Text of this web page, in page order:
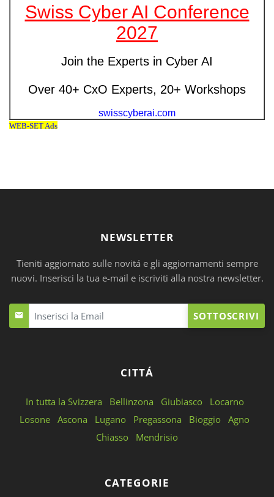
NEWSLETTER
Tieniti aggiornato sulle novitá e gli aggiornamenti sempre
nuovi. Inserisci la tua e-mail e iscriviti alla nostra newsletter.
SOTTOSCRIVI
CITTÁ
In tutta la Svizzera Bellinzona Giubiasco
Locarno
Losone Ascona Lugano Pregassona Bioggio Agno
Chiasso
Mendrisio
CATEGORIE